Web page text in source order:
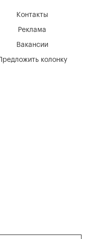
Вакансии
Реклама
Контакты
Предложить колонку